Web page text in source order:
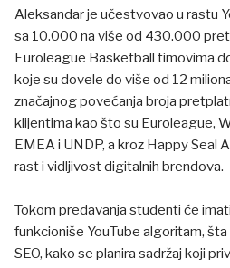
Aleksandar je učestvovao u rastu
sa 10.000 na više od 430.000
Euroleague Basketball timovima
koje su dovele do više od 12
značajnog povećanja broja
klijentima kao što su Euroleague,
EMEA i UNDP, a kroz Happy Seal
rast i vidljivost digitalnih brendova.
Tokom predavanja studenti će
funkcioniše YouTube algoritam,
SEO, kako se planira sadržaj koji